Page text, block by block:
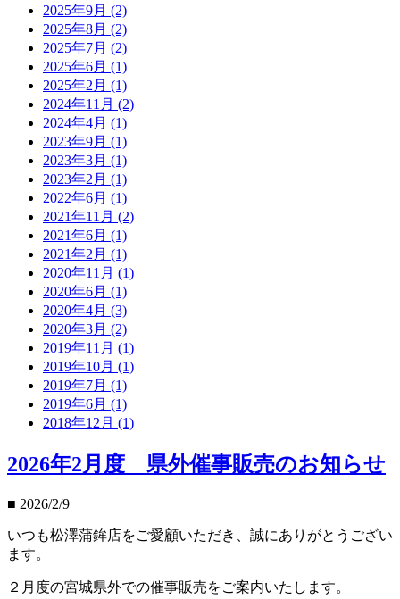
2025年9月 (2)
2025年8月 (2)
2025年7月 (2)
2025年6月 (1)
2025年2月 (1)
2024年11月 (2)
2024年4月 (1)
2023年9月 (1)
2023年3月 (1)
2023年2月 (1)
2022年6月 (1)
2021年11月 (2)
2021年6月 (1)
2021年2月 (1)
2020年11月 (1)
2020年6月 (1)
2020年4月 (3)
2020年3月 (2)
2019年11月 (1)
2019年10月 (1)
2019年7月 (1)
2019年6月 (1)
2018年12月 (1)
2026年2月度 県外催事販売のお知らせ
■ 2026/2/9
いつも松澤蒲鉾店をご愛顧いただき、誠にありがとうござい
ます。
２月度の宮城県外での催事販売をご案内いたします。